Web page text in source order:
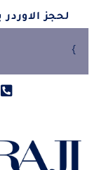
لحجز
}